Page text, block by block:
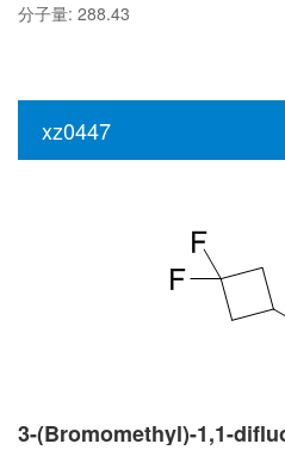
分子量: 288.43
xz0447
3-(Bromomethyl)-1,1-